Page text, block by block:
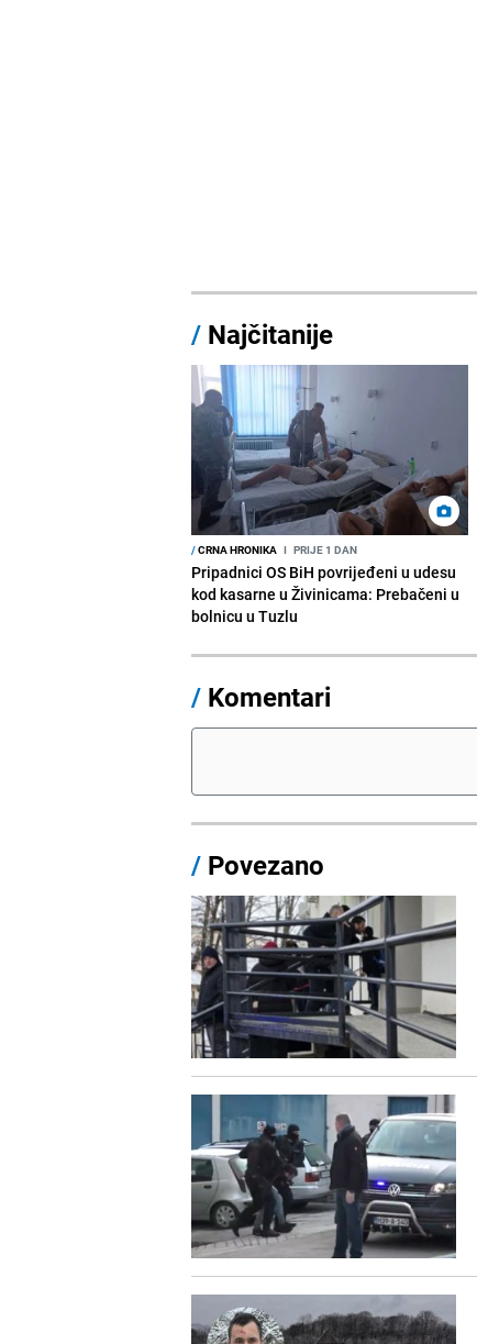
/ Najčitanije
/CRNA HRONIKA I PRIJE 1 DAN
Pripadnici OS BiH povrijeđeni u udesu
kod kasarne u Živinicama: Prebačeni u
bolnicu u Tuzlu
/ Komentari
/ Povezano